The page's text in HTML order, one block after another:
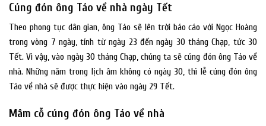
Cúng đón ông Táo về nhà ngày Tết
Theo phong tục dân gian, ông Táo sẽ lên trời báo cáo với Ngọc Hoàng
trong vòng 7 ngày, tính từ ngày 23 đến ngày 30 tháng Chạp, tức 30
Tết. Vì vậy, vào ngày 30 tháng Chạp, chúng ta sẽ cúng đón ông Táo về
nhà. Những năm trong lịch âm không có ngày 30, thì lễ cúng đón ông
Táo về nhà sẽ được thực hiện vào ngày 29 Tết.
Mâm cỗ cúng đón ông Táo về nhà